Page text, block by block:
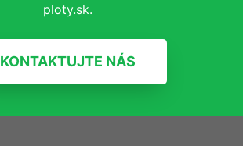
ploty.sk.
KONTAKTUJTE NÁS